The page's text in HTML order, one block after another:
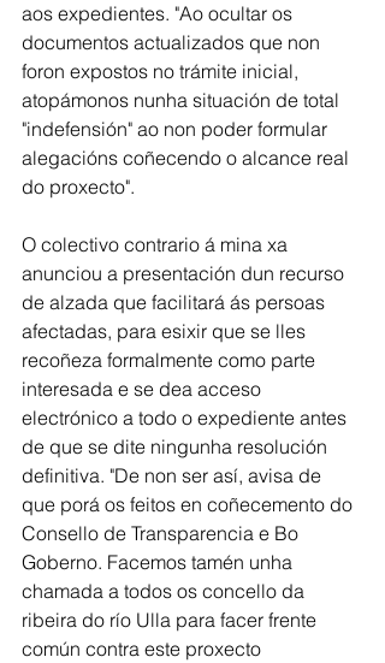
aos expedientes. "Ao ocultar os
documentos actualizados que non
foron expostos no trámite inicial,
atopámonos nunha situación de total
"indefensión" ao non poder formular
alegacións coñecendo o alcance real
do proxecto".
O colectivo contrario á mina xa
anunciou a presentación dun recurso
de alzada que facilitará ás persoas
afectadas, para esixir que se lles
recoñeza formalmente como parte
interesada e se dea acceso
electrónico a todo o expediente antes
de que se dite ningunha resolución
definitiva. "De non ser así, avisa de
que porá os feitos en coñecemento do
Consello de Transparencia e Bo
Goberno. Facemos tamén unha
chamada a todos os concello da
ribeira do río Ulla para facer frente
común contra este proxecto